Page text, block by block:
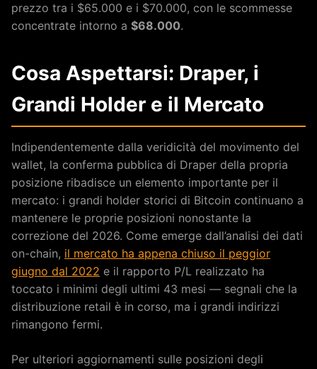
prezzo tra i $65.000 e i $70.000, con le scommesse
concentrate intorno a $68.000.
Cosa Aspettarsi: Draper, i
Grandi Holder e il Mercato
Indipendentemente dalla veridicità del movimento del
wallet, la conferma pubblica di Draper della propria
posizione ribadisce un elemento importante per il
mercato: i grandi holder storici di Bitcoin continuano a
mantenere le proprie posizioni nonostante la
correzione del 2026. Come emerge dall’analisi dei dati
on-chain, il mercato ha appena chiuso il peggior
giugno dal 2022 e il rapporto P/L realizzato ha
toccato i minimi degli ultimi 43 mesi — segnali che la
distribuzione retail è in corso, ma i grandi indirizzi
rimangono fermi.
Per ulteriori aggiornamenti sulle posizioni degli